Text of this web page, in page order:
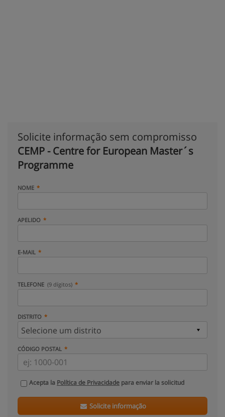
Solicite informação sem compromisso
CEMP - Centre for European Master´s
Programme
NOME
APELIDO
E-MAIL
TELEFONE (9 dígitos)
DISTRITO
CÓDIGO POSTAL
Acepta la Política de Privacidade para enviar la solicitud
Solicite informação